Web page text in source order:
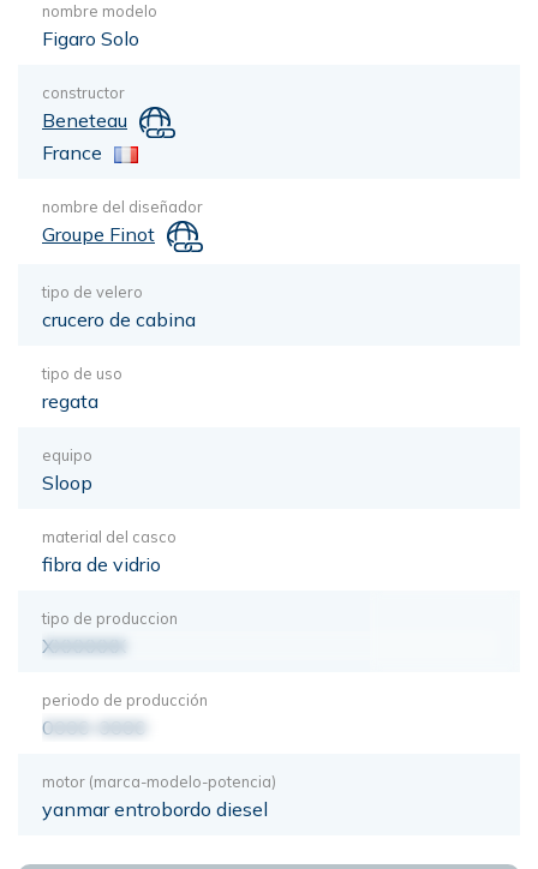
nombre modelo
Figaro Solo
constructor
Beneteau
France
nombre del diseñador
Groupe Finot
tipo de velero
crucero de cabina
tipo de uso
regata
equipo
Sloop
material del casco
fibra de vidrio
tipo de produccion
XXXXXXX
periodo de producción
0000-0000
motor (marca-modelo-potencia)
yanmar entrobordo diesel